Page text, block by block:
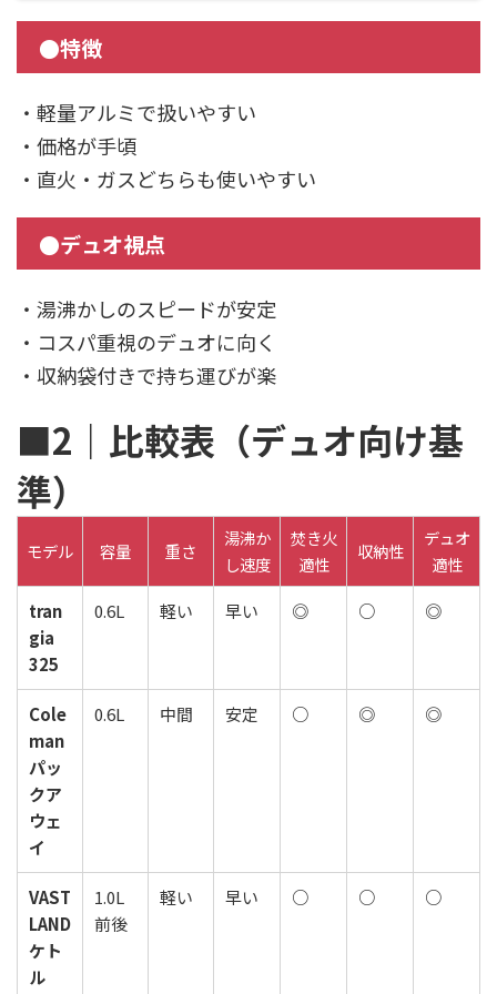
●特徴
・軽量アルミで扱いやすい
・価格が手頃
・直火・ガスどちらも使いやすい
●デュオ視点
・湯沸かしのスピードが安定
・コスパ重視のデュオに向く
・収納袋付きで持ち運びが楽
■2｜比較表（デュオ向け基
準）
モデル 容量 重さ
湯沸か
し速度
焚き火
適性
収納性
デュオ
適性
tran
gia
325
0.6L 軽い 早い ◎ ○ ◎
Cole
man
パッ
クア
ウェ
イ
0.6L 中間 安定 ○ ◎ ◎
VAST
LAND
ケト
ル
1.0L
前後
軽い 早い ○ ○ ○